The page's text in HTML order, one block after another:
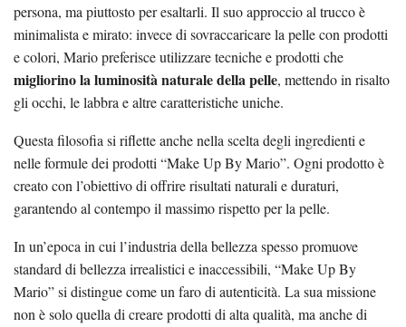
persona, ma piuttosto per esaltarli. Il suo approccio al trucco è
minimalista e mirato: invece di sovraccaricare la pelle con prodotti
e colori, Mario preferisce utilizzare tecniche e prodotti che
migliorino la luminosità naturale della pelle, mettendo in risalto
gli occhi, le labbra e altre caratteristiche uniche.
Questa filosofia si riflette anche nella scelta degli ingredienti e
nelle formule dei prodotti “Make Up By Mario”. Ogni prodotto è
creato con l’obiettivo di offrire risultati naturali e duraturi,
garantendo al contempo il massimo rispetto per la pelle.
In un’epoca in cui l’industria della bellezza spesso promuove
standard di bellezza irrealistici e inaccessibili, “Make Up By
Mario” si distingue come un faro di autenticità. La sua missione
non è solo quella di creare prodotti di alta qualità, ma anche di